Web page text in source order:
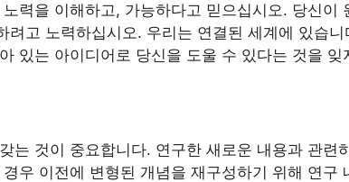
력을 이해하고, 가능하다고 믿으십시오. 당신
려고 노력하십시오. 우리는 연결된 세계에 있습
있는 아이디어로 당신을 도울 수 있다는 것을 잊
는 것이 중요합니다. 연구한 새로운 내용과 관
우 이전에 변형된 개념을 재구성하기 위해 연